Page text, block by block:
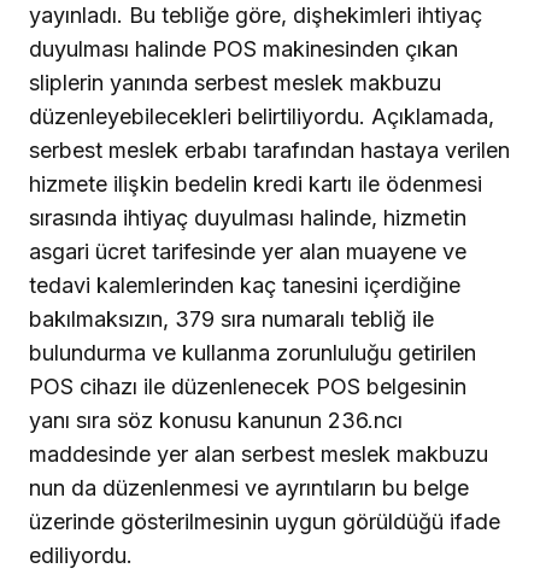
yayınladı. Bu tebliğe göre, dişhekimleri ihtiyaç
duyulması halinde POS makinesinden çıkan
sliplerin yanında serbest meslek makbuzu
düzenleyebilecekleri belirtiliyordu. Açıklamada,
serbest meslek erbabı tarafından hastaya verilen
hizmete ilişkin bedelin kredi kartı ile ödenmesi
sırasında ihtiyaç duyulması halinde, hizmetin
asgari ücret tarifesinde yer alan muayene ve
tedavi kalemlerinden kaç tanesini içerdiğine
bakılmaksızın, 379 sıra numaralı tebliğ ile
bulundurma ve kullanma zorunluluğu getirilen
POS cihazı ile düzenlenecek POS belgesinin
yanı sıra söz konusu kanunun 236.ncı
maddesinde yer alan serbest meslek makbuzu
nun da düzenlenmesi ve ayrıntıların bu belge
üzerinde gösterilmesinin uygun görüldüğü ifade
ediliyordu.